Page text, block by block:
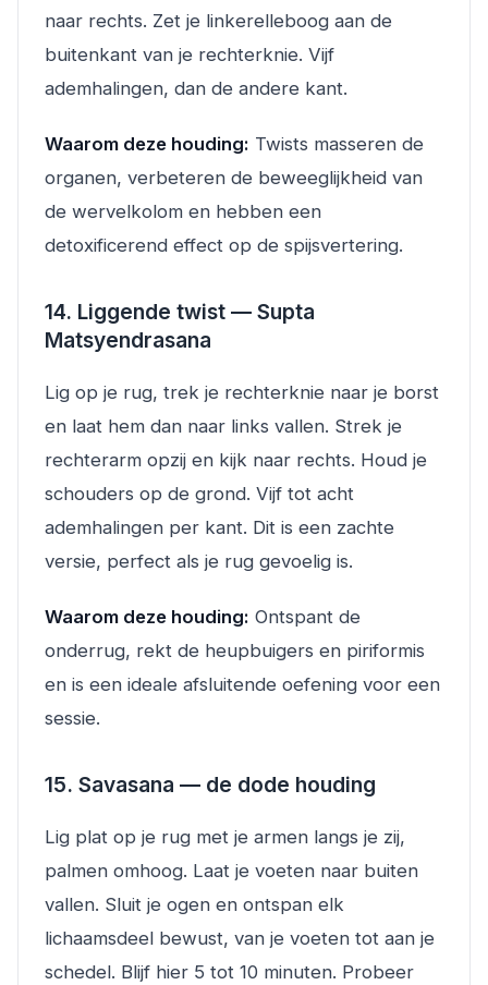
naar rechts. Zet je linkerelleboog aan de
buitenkant van je rechterknie. Vijf
ademhalingen, dan de andere kant.
Waarom deze houding: Twists masseren de
organen, verbeteren de beweeglijkheid van
de wervelkolom en hebben een
detoxificerend effect op de spijsvertering.
14. Liggende twist — Supta
Matsyendrasana
Lig op je rug, trek je rechterknie naar je borst
en laat hem dan naar links vallen. Strek je
rechterarm opzij en kijk naar rechts. Houd je
schouders op de grond. Vijf tot acht
ademhalingen per kant. Dit is een zachte
versie, perfect als je rug gevoelig is.
Waarom deze houding: Ontspant de
onderrug, rekt de heupbuigers en piriformis
en is een ideale afsluitende oefening voor een
sessie.
15. Savasana — de dode houding
Lig plat op je rug met je armen langs je zij,
palmen omhoog. Laat je voeten naar buiten
vallen. Sluit je ogen en ontspan elk
lichaamsdeel bewust, van je voeten tot aan je
schedel. Blijf hier 5 tot 10 minuten. Probeer